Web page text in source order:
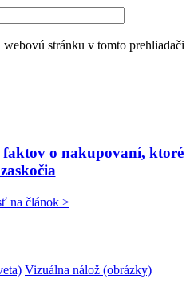
stránku v tomto prehliadači
o nakupovaní, ktoré
na článok >
Vizuálna nálož (obrázky)